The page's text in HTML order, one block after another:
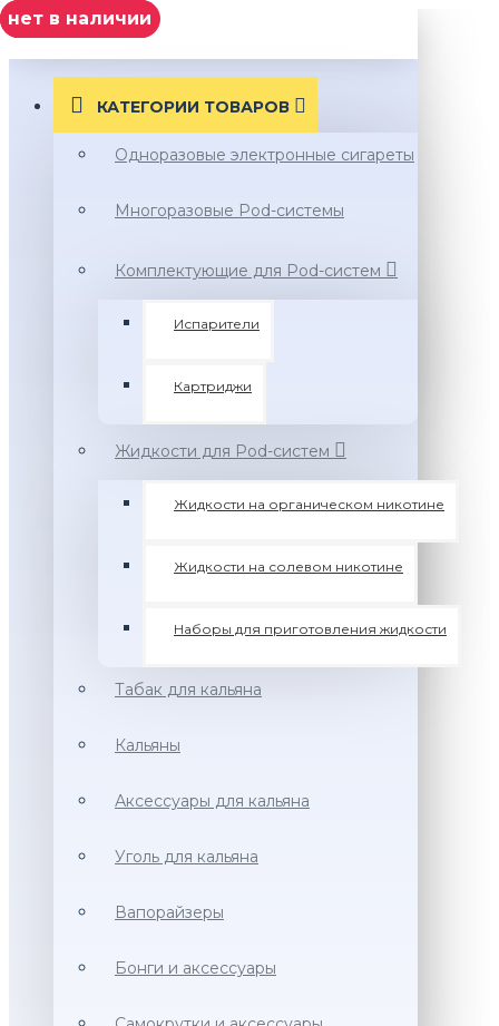
МЕНЮ
КАТЕГОРИИ ТОВАРОВ
Одноразовые электронные сигареты
Многоразовые Pod-системы
Комплектующие для Pod-систем
Испарители
Картриджи
Жидкости для Pod-систем
Жидкости на органическом никотине
Жидкости на солевом никотине
Наборы для приготовления жидкости
Табак для кальяна
Кальяны
Аксессуары для кальяна
Уголь для кальяна
Вапорайзеры
Бонги и аксессуары
нет в наличии
Нет в наличии
нет в наличии